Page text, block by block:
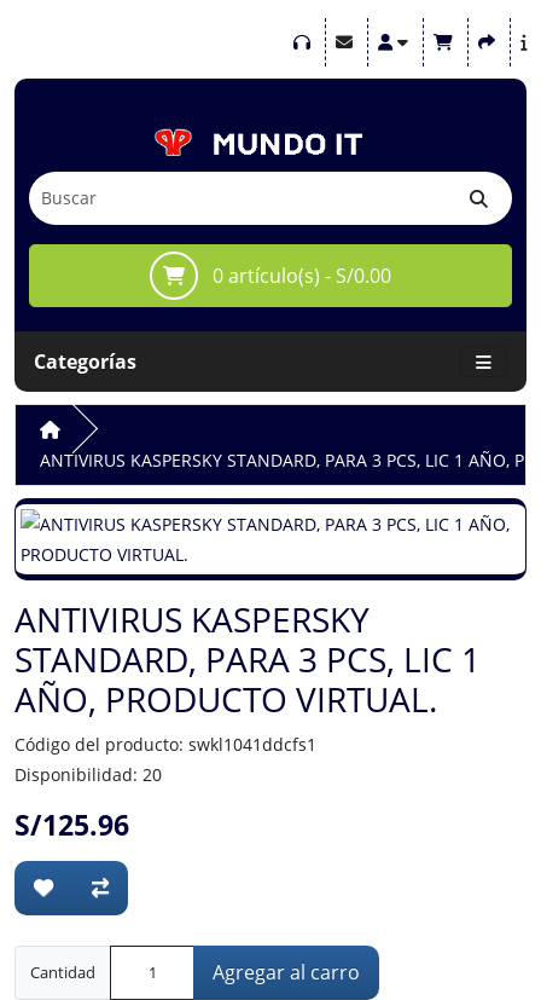
0 artículo(s) - S/0.00
Categorías
ANTIVIRUS KASPERSKY STANDARD, PARA 3 PCS, LIC 1 AÑO,
ANTIVIRUS KASPERSKY
STANDARD, PARA 3 PCS, LIC 1
AÑO, PRODUCTO VIRTUAL.
Código del producto: swkl1041ddcfs1
Disponibilidad: 20
S/125.96
Cantidad Agregar al carro